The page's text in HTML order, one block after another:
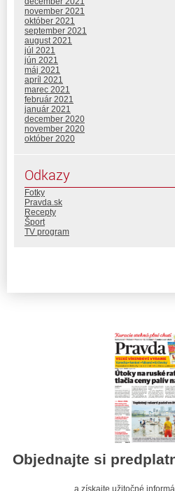
november 2021
október 2021
september 2021
august 2021
júl 2021
jún 2021
máj 2021
apríl 2021
marec 2021
február 2021
január 2021
december 2020
november 2020
október 2020
Odkazy
Fotky
Pravda.sk
Recepty
Šport
TV program
Objednajte si
a získajte užitočné